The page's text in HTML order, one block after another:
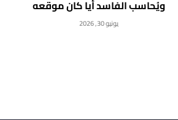
ويُحاسب الفاسد أيا كان موقعه
يونيو 30, 2026